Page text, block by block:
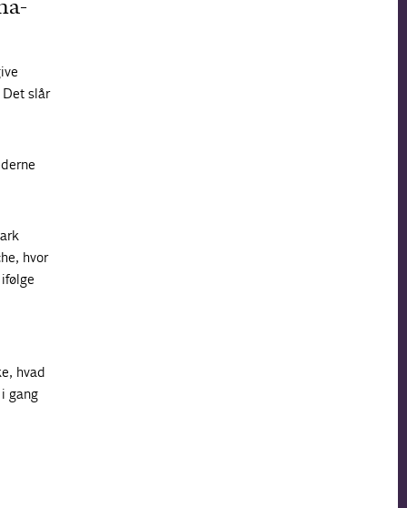
slår
hvor
hvad
gang